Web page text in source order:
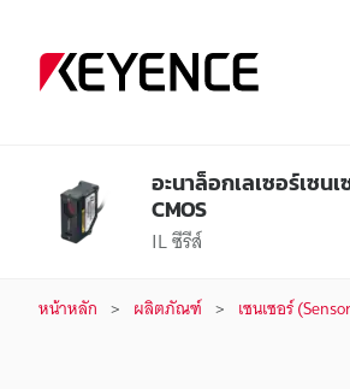
อะนาล็อกเลเซอร์เซน
CMOS
IL ซีรีส์
หน้าหลัก ผลิตภัณฑ์ เซนเซอร์